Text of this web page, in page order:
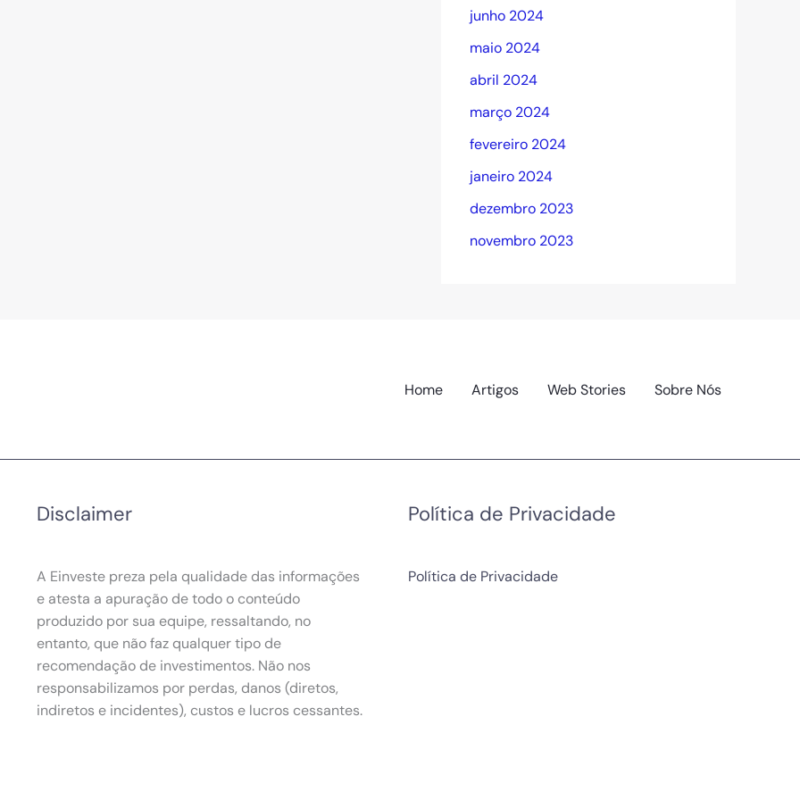
junho 2024
maio 2024
abril 2024
março 2024
fevereiro 2024
janeiro 2024
dezembro 2023
novembro 2023
Home Artigos Web Stories Sobre Nós
Disclaimer
A Einveste preza pela qualidade das informações
e atesta a apuração de todo o conteúdo
produzido por sua equipe, ressaltando, no
entanto, que não faz qualquer tipo de
recomendação de investimentos. Não nos
responsabilizamos por perdas, danos (diretos,
indiretos e incidentes), custos e lucros cessantes.
Política de Privacidade
Política de Privacidade